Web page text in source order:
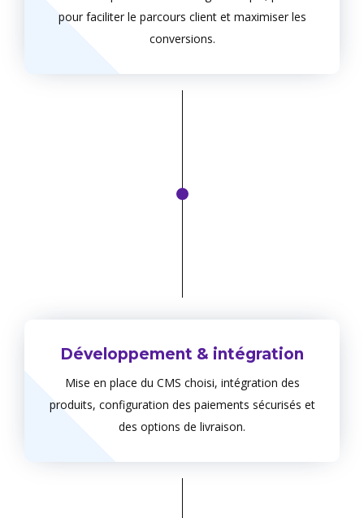
pour faciliter le parcours client et maximiser les
conversions.
Développement & intégration
Mise en place du CMS choisi, intégration des
produits, configuration des paiements sécurisés et
des options de livraison.